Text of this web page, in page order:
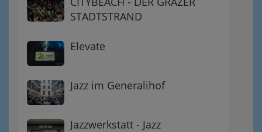
STADTSTRAND
Elevate
Jazz im Generalihof
Jazzwerkstatt - Jazz